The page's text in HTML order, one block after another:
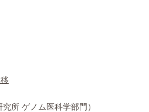
所 ゲノム医科学部門）